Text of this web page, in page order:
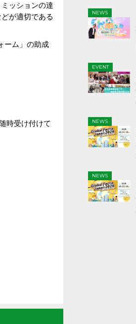
ッションの達
が適切である
ーム」の助成
時受け付けて
NEWS
EVENT
NEWS
NEWS